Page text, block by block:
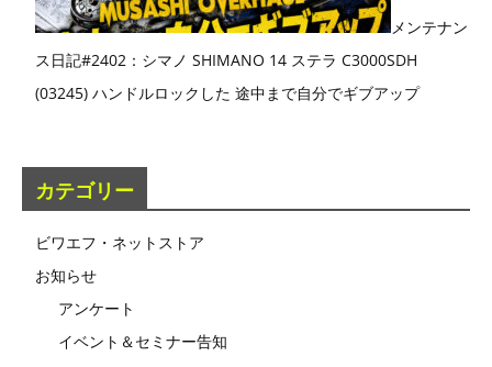
メンテナン
ス日記#2402：シマノ SHIMANO 14 ステラ C3000SDH
(03245) ハンドルロックした 途中まで自分でギブアップ
カテゴリー
ビワエフ・ネットストア
お知らせ
アンケート
イベント＆セミナー告知